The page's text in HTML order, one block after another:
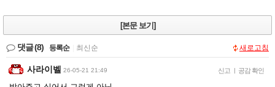
[본문 보기]
댓글(8) 등록순 최신순 새로고침
사라이벨 26-05-21 21:49 신고 | 공감 확인